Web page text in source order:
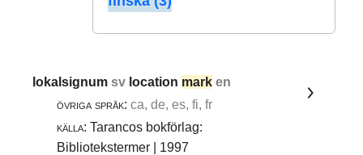
lokalsignumsv location mark en
övriga språk: ca, de, es, fi, fr
källa: Tarancos bokförlag:
Bibliotekstermer | 1997